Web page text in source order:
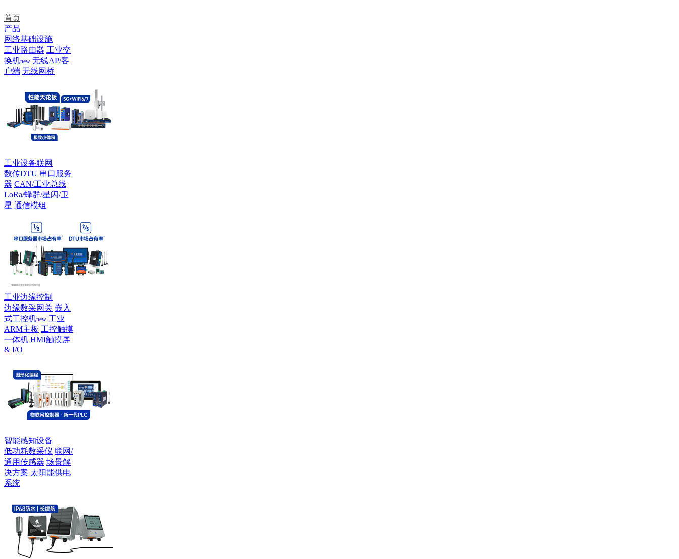
首页
产品
网络基础设施
工业路由器 工业交
换机new 无线AP/客
户端 无线网桥
工业设备联网
数传DTU 串口服务
器 CAN/工业总线
LoRa/蜂群/星闪/卫
星 通信模组
工业边缘控制
边缘数采网关 嵌入
式工控机new 工业
ARM主板 工控触摸
一体机 HMI触摸屏
& I/O
智能感知设备
低功耗数采仪 联网/
通用传感器 场景解
决方案 太阳能供电
系统